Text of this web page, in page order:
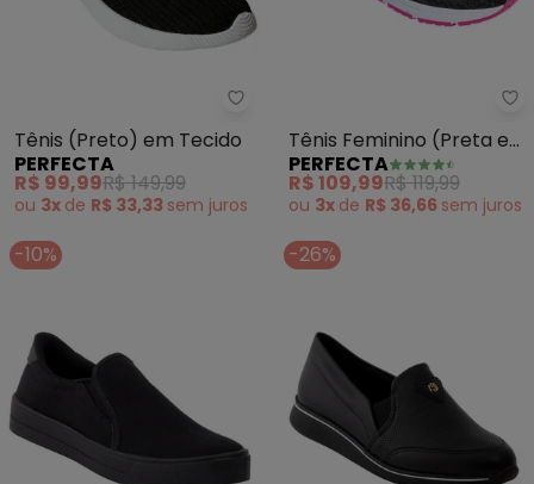
Perfecta - Tênis (Preto) em
Tênis (Preto) em Tecido
PERFECTA
R$ 99,99R$ 149,99
ou 3x de R$ 33,33 sem juros
Tênis Feminino (Preta e
Rosa) com Detalhes
PERFECTA
R$ 109,99R$ 119,99
ou 3x de R$ 36,66 sem juros
-10% -26%